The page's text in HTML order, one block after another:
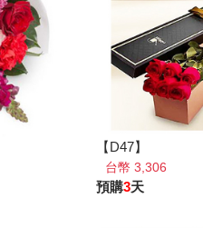
【D47】
台幣 3,306
預購3天